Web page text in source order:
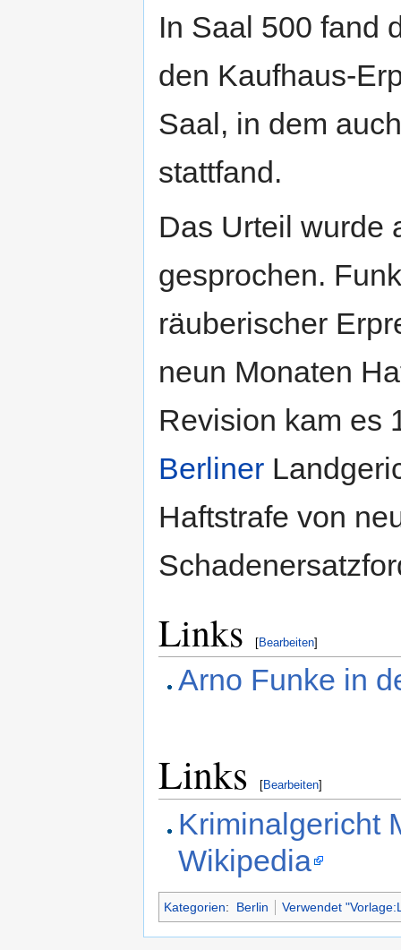
In Saal 500 fand
den Kaufhaus-
Saal, in dem
stattfand.
Das Urteil wurde
gesprochen.
räuberischer
neun Monaten
Revision kam es
Berliner
Haftstrafe von
Links [Bearbeiten]
Arno Funke in
Links [Bearbeiten]
Kriminalgericht
Wikipedia
Kategorien: Berlin Verwendet